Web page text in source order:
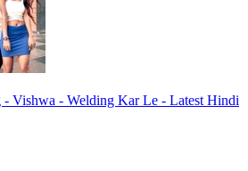
Vishwa - Welding Kar Le - Latest Hindi